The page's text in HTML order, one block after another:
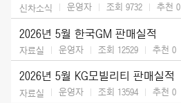
신차소식 운영자 조회 9732 추천 0
2026년 5월 한국GM 판매실적
자료실 운영자 조회 12529 추천 0
2026년 5월 KG모빌리티 판매실적
자료실 운영자 조회 13594 추천 0